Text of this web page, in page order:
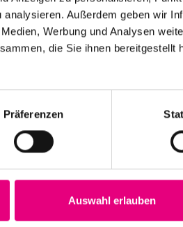
Außerdem geben wir
Werbung und Analysen
die Sie ihnen bereitgestellt
Präferenzen
Auswahl erlauben
Group Maria